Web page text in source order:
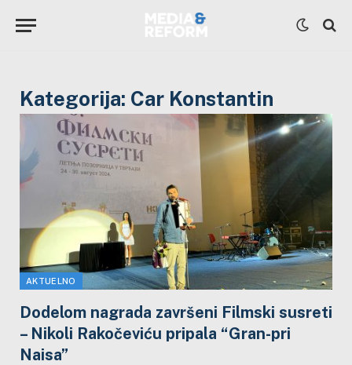
Kategorija: Car Konstantin
AKTUELNO
Dodelom nagrada završeni Filmski susreti
– Nikoli Rakočeviću pripala “Gran-pri
Naisa”